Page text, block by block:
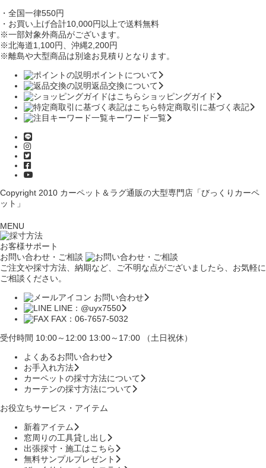
・全国一律550円
・お買い上げ合計10,000円 以上で送料無料
※一部対象外商品がございます。
※北海道1,100円、沖縄2,200円
※離島や大型商品は別途お見積りとなります。
ポイントについて
返品交換について
ショッピングガイド
特定商取引に基づく表記
キーワード一覧
Copyright 2010 カーペット＆ラグ通販の大型専門店「びっくりカーペ
ット」
MENU
お客様サポート
お問い合わせ・ご相談
ご注文や採寸方法、納期など、ご不明な点がございましたら、お気軽に
ご相談ください。
お問い合わせ
LINE：@uyx7550
FAX：06-7657-5032
受付時間 10:00～12:00 13:00～17:00 （土日祝休）
よくあるお問い合わせ
お手入れ方法
カーペットの採寸方法について
カーテンの採寸方法について
お役立ちサービス・アイテム
新着アイテム
窓周りの工具貸し出し
出張採寸・施工はこちら
無料サンプルプレゼント